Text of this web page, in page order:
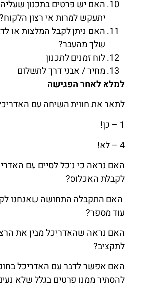
האם יש פרטים בתכנון
יתעקש למרות אי רצון הלקוח?
האם ניתן לקבל המלצות או
שלך מהעבר?
לוח זמנים לתכנון
מחיר / אבני דרך לתשלום
למלא לאחר הפגישה
לתאר את חווית השיחה עם האדריכל:
1 – כן!
4 – לא!
האם נראה כי נוכל לסיים עם
לקבלת האכלוס?
האם התקבלה התחושה שאנחנו
עוד מספר?
האם נראה שהאדריכל מבין את
לתקציב?
האם אפשר לדבר עם האדריכל
להסתיר ממנו פרטים בגלל שלא